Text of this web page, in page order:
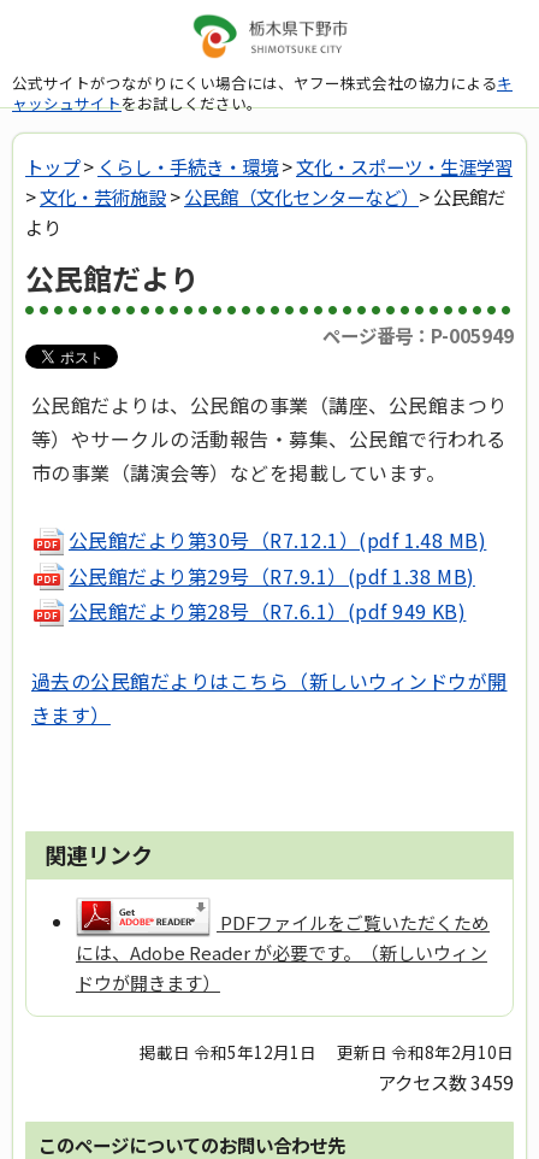
公式サイトがつながりにくい場合には、ヤフー株式会社の協力によるキ
ャッシュサイトをお試しください。
トップ> くらし・手続き・環境>文化・スポーツ・生涯学習
>文化・芸術施設>公民館（文化センターなど） > 公民館だ
より
公民館だより
ページ番号：P-005949
公民館だよりは、公民館の事業（講座、公民館まつり
等）やサークルの活動報告・募集、公民館で行われる
市の事業（講演会等）などを掲載しています。
公民館だより第30号（R7.12.1）(pdf 1.48 MB)
公民館だより第29号（R7.9.1）(pdf 1.38 MB)
公民館だより第28号（R7.6.1）(pdf 949 KB)
過去の公民館だよりはこちら（新しいウィンドウが開
きます）
関連リンク
PDFファイルをご覧いただくため
には、Adobe Reader が必要です。（新しいウィン
ドウが開きます）
掲載日 令和5年12月1日 更新日 令和8年2月10日
アクセス数3459
このページについてのお問い合わせ先